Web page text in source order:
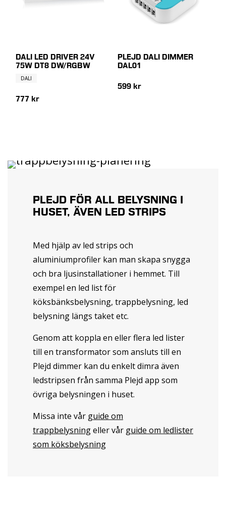
DALI LED DRIVER 24V
75W DT8 DW/RGBW
DALI
777 kr
PLEJD DALI DIMMER
DAL01
599 kr
PLEJD FÖR ALL BELYSNING I
HUSET, ÄVEN LED STRIPS
Med hjälp av led strips och
aluminiumprofiler kan man skapa snygga
och bra ljusinstallationer i hemmet. Till
exempel en led list för
köksbänksbelysning, trappbelysning, led
belysning längs taket etc.
Genom att koppla en eller flera led lister
till en transformator som ansluts till en
Plejd dimmer kan du enkelt dimra även
ledstripsen från samma Plejd app som
övriga belysningen i huset.
Missa inte vår guide om
trappbelysningeller vår guide om ledlister
som köksbelysning